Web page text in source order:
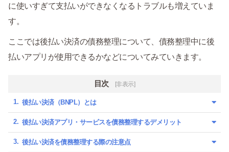
に使いすぎて支払いができなくなるトラブルも増えていま
す。
ここでは後払い決済の債務整理について、債務整理中に後
払いアプリが使用できるかなどについてみていきます。
目次 [非表示]
後払い決済（BNPL）とは
後払い決済アプリ・サービスを債務整理するデメリット
後払い決済を債務整理する際の注意点